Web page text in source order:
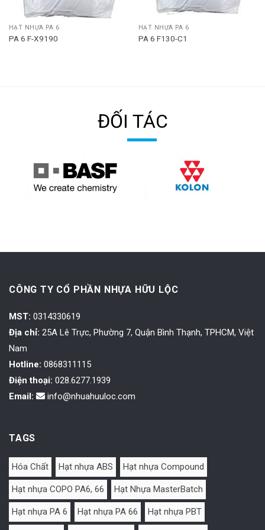
HẠT NHỰA PA 6
PA 6 F-X9190
HẠT NHỰA PA 6
PA 6 F130-C1
ĐỐI TÁC
CÔNG TY CỔ PHẦN NHỰA HỮU LỘC
MST: 0314330619
Địa chỉ: 25A Lê Trực, Phường 7, Quận Bình Thạnh, TPHCM, Việt
Nam
Hotline: 0868311115
Điện thoại: 028.6277.1939
Email:
info@nhuahuuloc.com
TAGS
Hóa Chất Hạt nhựa ABS Hạt nhựa Compound
Hạt nhựa COPO PA6, 66 Hạt Nhựa MasterBatch
Hạt nhựa PA 6 Hạt nhựa PA 66 Hạt nhựa PBT